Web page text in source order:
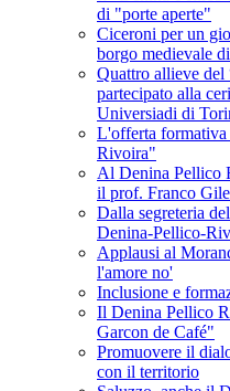
di "porte aperte"
Ciceroni per un
borgo medievale
Quattro allieve
partecipato alla
Universiadi di
L'offerta
Rivoira"
Al Denina Pellico
il prof. Franco
Dalla segreteria
Denina-Pellico-
Applausi al
l'amore no'
Inclusione e
Il Denina Pellico
Garcon de Café"
Promuovere il
con il territorio